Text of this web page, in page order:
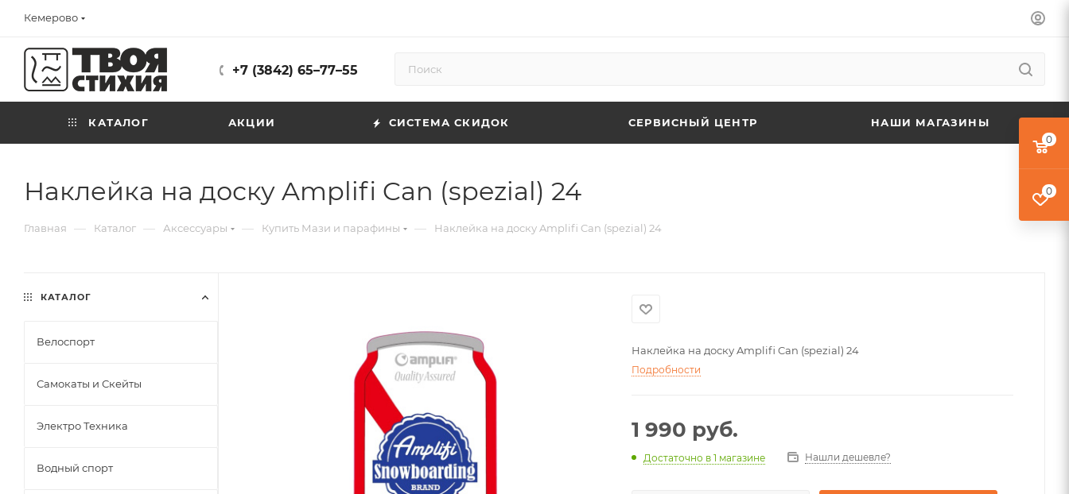
Кемерово
+7 (3842) 65–77–55
КАТАЛОГ АКЦИИ СИСТЕМА СКИДОК СЕРВИСНЫЙ ЦЕНТР НАШИ МАГАЗИНЫ
Наклейка на доску Amplifi Can (spezial) 24
Главная — Каталог — Аксессуары — Купить Мази и парафины — Наклейка на доску Amplifi Can (spezial) 24
Наклейка на доску Amplifi Can (spezial) 24
Подробности
1 990 руб.
Достаточно в 1 магазине Нашли дешевле?
КАТАЛОГ
Велоспорт
Самокаты и Скейты
Электро Техника
Водный спорт
0
0